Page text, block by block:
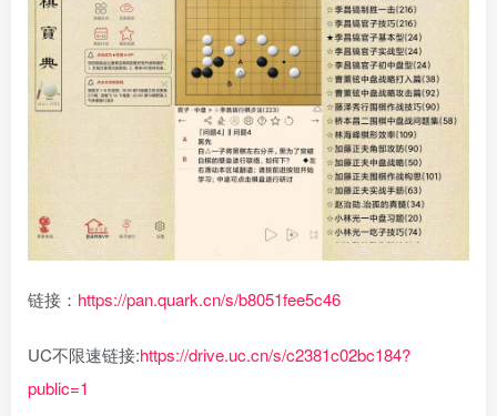
链接： https://pan.quark.cn/s/b8051fee5c46
UC不限速链接:https://drive.uc.cn/s/c2381c02bc184?
public=1